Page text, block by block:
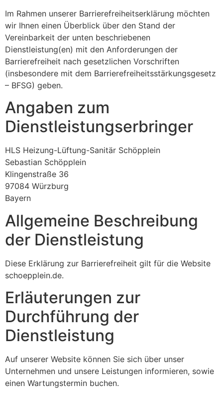
Im Rahmen unserer Barrierefreiheitserklärung möchten
wir Ihnen einen Überblick über den Stand der
Vereinbarkeit der unten beschriebenen
Dienstleistung(en) mit den Anforderungen der
Barrierefreiheit nach gesetzlichen Vorschriften
(insbesondere mit dem Barrierefreiheitsstärkungsgesetz
– BFSG) geben.
Angaben zum
Dienstleistungserbringer
HLS Heizung-Lüftung-Sanitär Schöpplein
Sebastian Schöpplein
Klingenstraße 36
97084 Würzburg
Bayern
Allgemeine Beschreibung
der Dienstleistung
Diese Erklärung zur Barrierefreiheit gilt für die Website
schoepplein.de.
Erläuterungen zur
Durchführung der
Dienstleistung
Auf unserer Website können Sie sich über unser
Unternehmen und unsere Leistungen informieren, sowie
einen Wartungstermin buchen.